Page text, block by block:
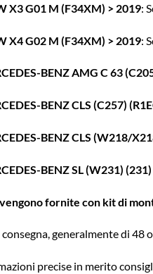
X3 G01 M (F34XM) > 2019:
X4 G02 M (F34XM) > 2019:
BENZ AMG C 63
BENZ CLS (C257)
BENZ CLS (W218/
BENZ SL (W231)
fornite con kit di
generalmente di 48
precise in merito